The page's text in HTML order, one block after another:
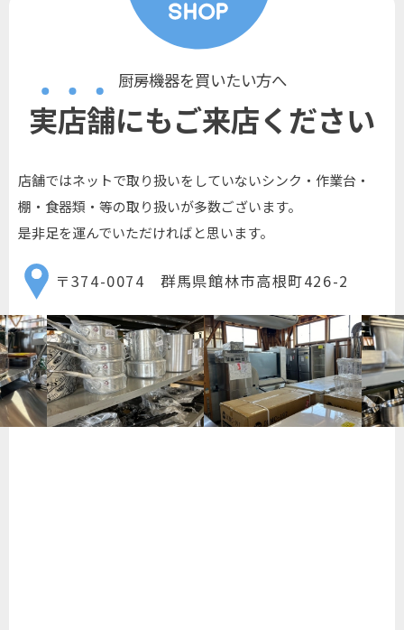
厨房機器を買いたい方へ
実店舗にもご来店ください
店舗ではネットで取り扱いをしていないシンク・作業台・
棚・食器類・等の取り扱いが多数ございます。
是非足を運んでいただければと思います。
〒374-0074 群馬県館林市高根町426-2